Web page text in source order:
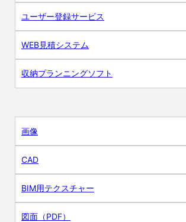
ユーザー登録サービス
WEB見積システム
収納プランニングソフト
画像
CAD
BIM用テクスチャー
図面（PDF）